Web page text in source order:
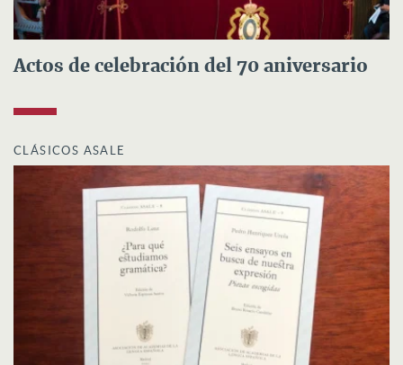
Actos de celebración del 70 aniversario
CLÁSICOS ASALE